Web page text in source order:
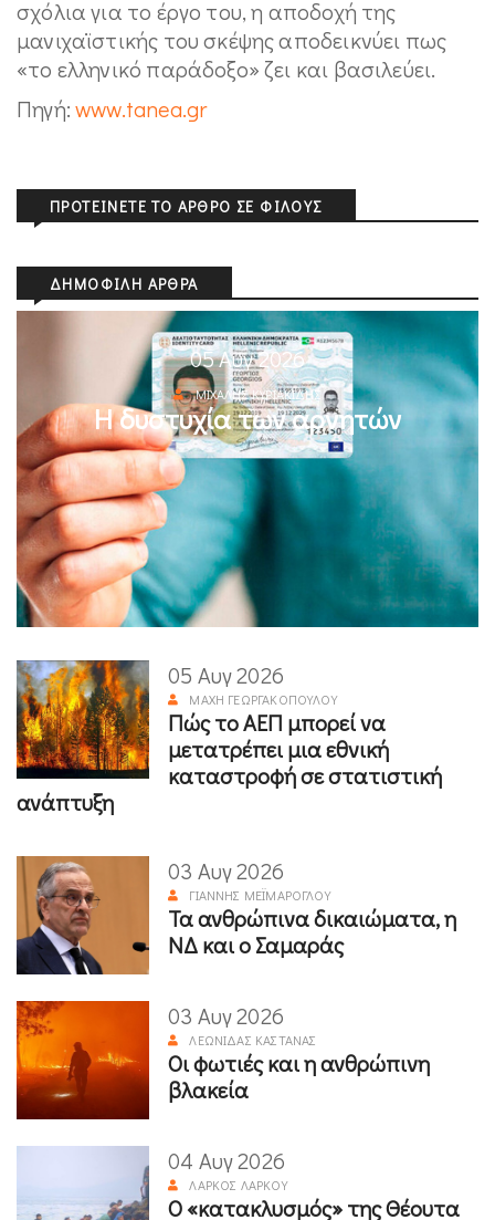
σχόλια για το έργο του, η αποδοχή της
μανιχαϊστικής του σκέψης αποδεικνύει πως
«το ελληνικό παράδοξο» ζει και βασιλεύει.
Πηγή:www.tanea.gr
ΠΡΟΤΕΊΝΕΤΕ ΤΟ ΆΡΘΡΟ ΣΕ ΦΊΛΟΥΣ
ΔΗΜΟΦΙΛΉ ΆΡΘΡΑ
05 Αυγ 2026
ΜΙΧΆΛΗΣ ΚΥΡΙΑΚΊΔΗΣ
Η δυστυχία των αρνητών
05 Αυγ 2026
ΜΆΧΗ ΓΕΩΡΓΑΚΟΠΟΎΛΟΥ
Πώς το ΑΕΠ μπορεί να
μετατρέπει μια εθνική
καταστροφή σε στατιστική
ανάπτυξη
03 Αυγ 2026
ΓΙΆΝΝΗΣ ΜΕΪΜΆΡΟΓΛΟΥ
Τα ανθρώπινα δικαιώματα, η
ΝΔ και ο Σαμαράς
03 Αυγ 2026
ΛΕΩΝΊΔΑΣ ΚΑΣΤΑΝΆΣ
Οι φωτιές και η ανθρώπινη
βλακεία
04 Αυγ 2026
ΛΆΡΚΟΣ ΛΆΡΚΟΥ
Ο «κατακλυσμός» της Θέουτα